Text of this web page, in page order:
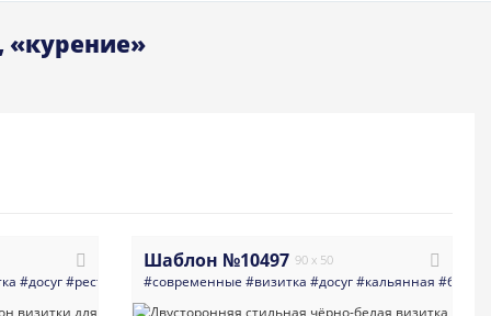
«курение»
#досуг#ресторан #кальянная #бар#минимализм #темная_визитка
Шаблон №10497 90 x 50
#современные #визитка #досуг#кальянная #бар